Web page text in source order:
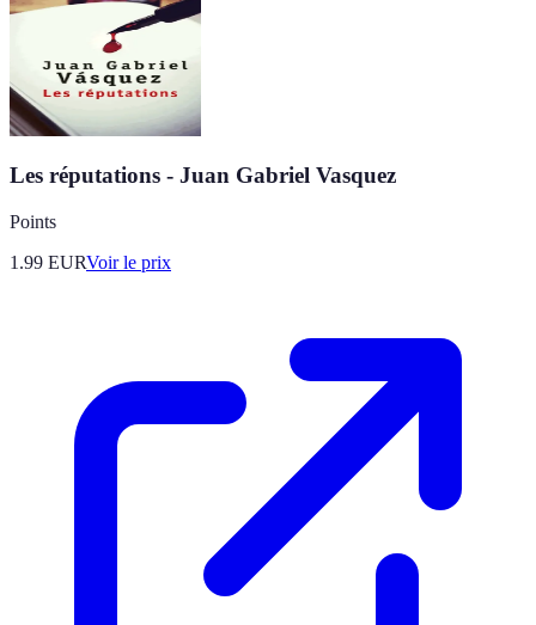
Les réputations - Juan Gabriel Vasquez
Points
1.99 EURVoir le prix